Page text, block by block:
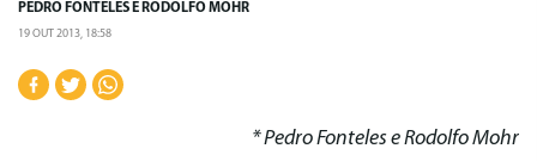
PEDRO FONTELES E RODOLFO MOHR
19 OUT 2013, 18:58
* Pedro Fonteles e Rodolfo Mohr